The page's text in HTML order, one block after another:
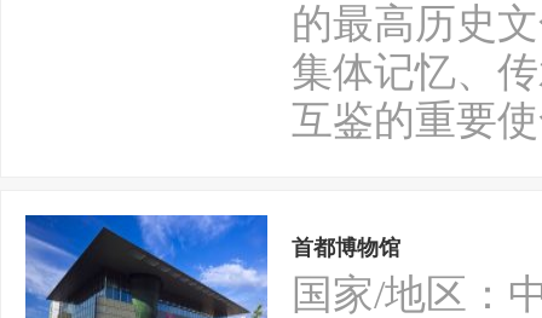
的最高历史
集体记忆、
互鉴的重要
首都博物馆
国家/地区：